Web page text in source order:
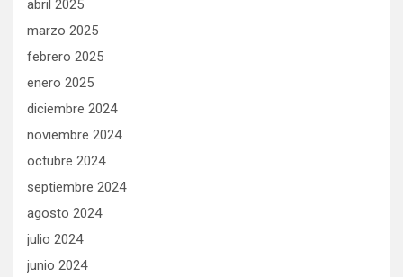
abril 2025
marzo 2025
febrero 2025
enero 2025
diciembre 2024
noviembre 2024
octubre 2024
septiembre 2024
agosto 2024
julio 2024
junio 2024